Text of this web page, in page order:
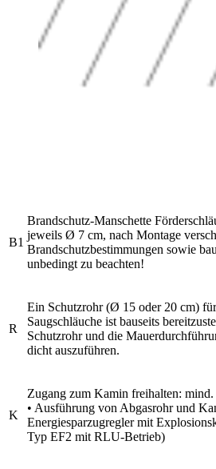
B1
Brandschutz-Manschette
jeweils Ø 7 cm, nach Montage
Brandschutzbestimmungen sowie
unbedingt zu beachten!
R
Ein Schutzrohr (Ø 15 oder 20 cm)
Saugschläuche ist bauseits
Schutzrohr und die
dicht auszuführen.
K
Zugang zum Kamin freihalten:
• Ausführung von Abgasrohr und
Energiesparzugregler mit
Typ EF2 mit RLU-Betrieb)